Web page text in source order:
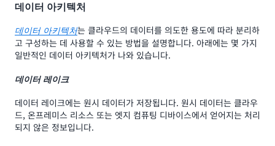
데이터 아키텍처
데이터 아키텍처는 클라우드의 데이터를 의도한 용도에 따라 분리하
고 구성하는 데 사용할 수 있는 방법을 설명합니다. 아래에는 몇 가지
일반적인 데이터 아키텍처가 나와 있습니다.
데이터 레이크
데이터 레이크에는 원시 데이터가 저장됩니다. 원시 데이터는 클라우
드, 온프레미스 리소스 또는 엣지 컴퓨팅 디바이스에서 얻어지는 처리
되지 않은 정보입니다.